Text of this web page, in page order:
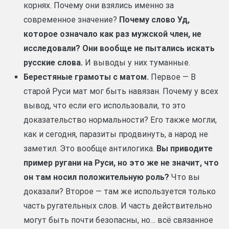
корнях. Почему они взялись именно за
современное значение? Почему слово Уд,
которое означало как раз мужской член, не
исследовали? Они вообще не пытались искать
русские слова. И выводы у них туманные.
Берестяные грамоты с матом. Первое — В
старой Руси мат мог быть навязан. Почему у всех
вывод, что если его использовали, то это
доказательство нормальности? Его также могли,
как и сегодня, паразиты продвинуть, а народ не
заметил. Это вообще антилогика. Вы приводите
пример ругани на Руси, но это же не значит, что
он там носил положительную роль? Что вы
доказали? Второе — там же используется только
часть ругательных слов. И часть действительно
могут быть почти безопасны, но… всё связанное